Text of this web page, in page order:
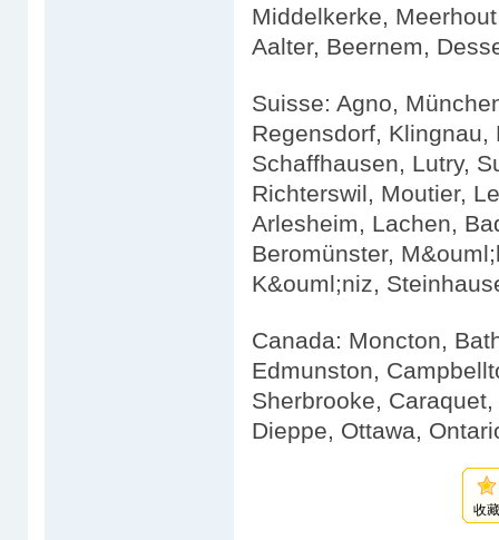
Middelkerke,
Aalter, Beernem,
Suisse: Agno,
Regensdorf,
Schaffhausen, Lutry,
Richterswil, Moutier,
Arlesheim, Lachen,
Beromünster,
K&ouml;niz,
Canada: Moncton,
Edmunston,
Sherbrooke,
Dieppe, Ottawa,
收